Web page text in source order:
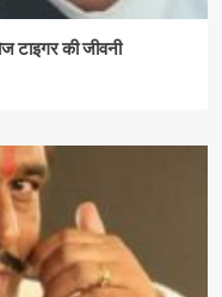
की जीवनी